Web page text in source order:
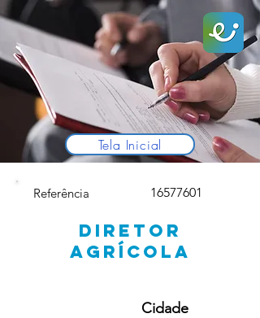
Tela Inicial
Referência 16577601
DIRETOR
AGRÍCOLA
Cidade